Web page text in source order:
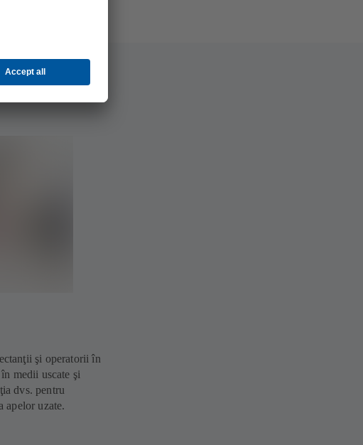
şi operatorii în
medii uscate şi
dvs. pentru
apelor uzate.